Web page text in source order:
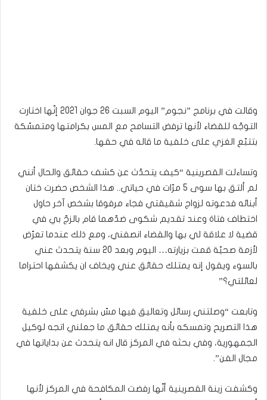
وقالت في برنامج ”نجوم” اليوم السبت 26 جوان 2021 إنّها اختارت
التوجّه للقضاء لأنها ترفض التسامح مع المس بكرامتها ومتمسّكة
بتتبّع الغزي على خلفية ما قاله في حقها.
وتساءلت القصرينية “كيف يتحدّث عن كشف حقائق والحال أنني
لم ألتق بها سوى 5 مرّات في حياتي.. هذا الشخص حضرت ختان
أبنائه فدعوته لزواج شقيقتي فجاء مرفوقا بشخص آخر حاول
اختطاف فتاة وعند تقديم شكوى ضدّهما قام بالزجّ بي في
قضية لا علاقة لي بها والقضاء انصفني، ومع ذلك عندما تعرّض
لأزمة صحيّة قمت بزيارته… اليوم وبعد 20 سنة يتحدث عني
بالسوء ويقول إنه يمتلك حقائق عني ويخاف ان يكشفها احتراما
لعائلتي؟”
وتابعت “وصلتني رسائل وتعاليق فيها مسّ بشرفي على خلفية
هذا التصريح وتمسكه بأنه يمتلك حقائق ما جعلني اتجه لوكيل
الجمهورية، وفي بحثه في المركز قال انه يتحدث عن بداياتها في
مجال الفن”.
وكشفت زينة القصرينية أنّها رفضت المكافحة في المركز لأنها